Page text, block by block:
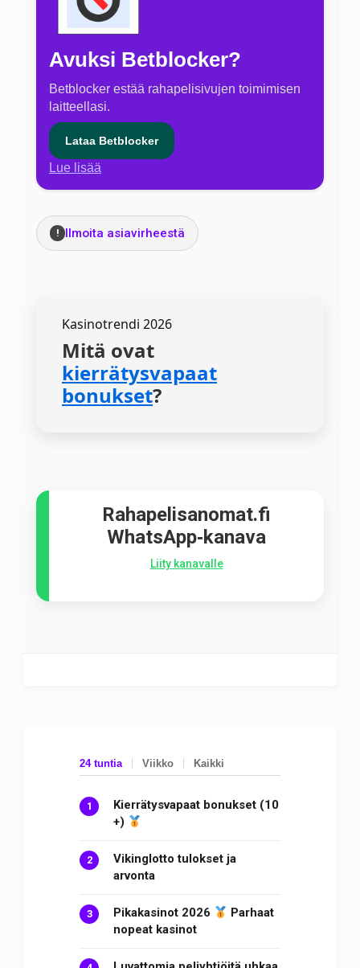
Avuksi Betblocker?
Betblocker estää rahapelisivujen toimimisen
laitteellasi.
Lataa Betblocker
Lue lisää
! Ilmoita asiavirheestä
Kasinotrendi 2026
Mitä ovat
kierrätysvapaat
bonukset?
Rahapelisanomat.fi
WhatsApp‑kanava
Liity kanavalle
24 tuntia Viikko Kaikki
Kierrätysvapaat bonukset (10
+)
Vikinglotto tulokset ja
arvonta
Pikakasinot 2026
Parhaat
nopeat kasinot